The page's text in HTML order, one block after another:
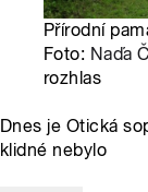
Přírodní
Foto: Naďa
rozhlas
Dnes je Otická
klidné nebylo